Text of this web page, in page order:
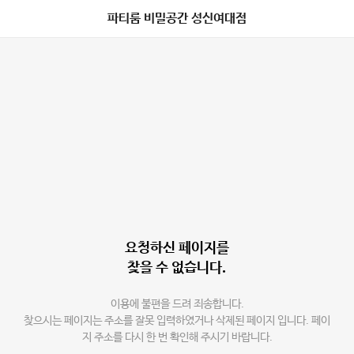
파티룸 비밀공간 성신여대점
요청하신 페이지를
찾을 수 없습니다.
이용에 불편을 드려 죄송합니다.
찾으시는 페이지는 주소를 잘못 입력하였거나 삭제된 페이지 입니다. 페이
지 주소를 다시 한 번 확인해 주시기 바랍니다.